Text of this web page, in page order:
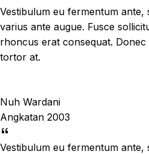
Vestibulum eu fermentum ante,
varius ante augue. Fusce
rhoncus erat consequat.
tortor at.
Nuh Wardani
Angkatan 2003
Vestibulum eu fermentum ante,